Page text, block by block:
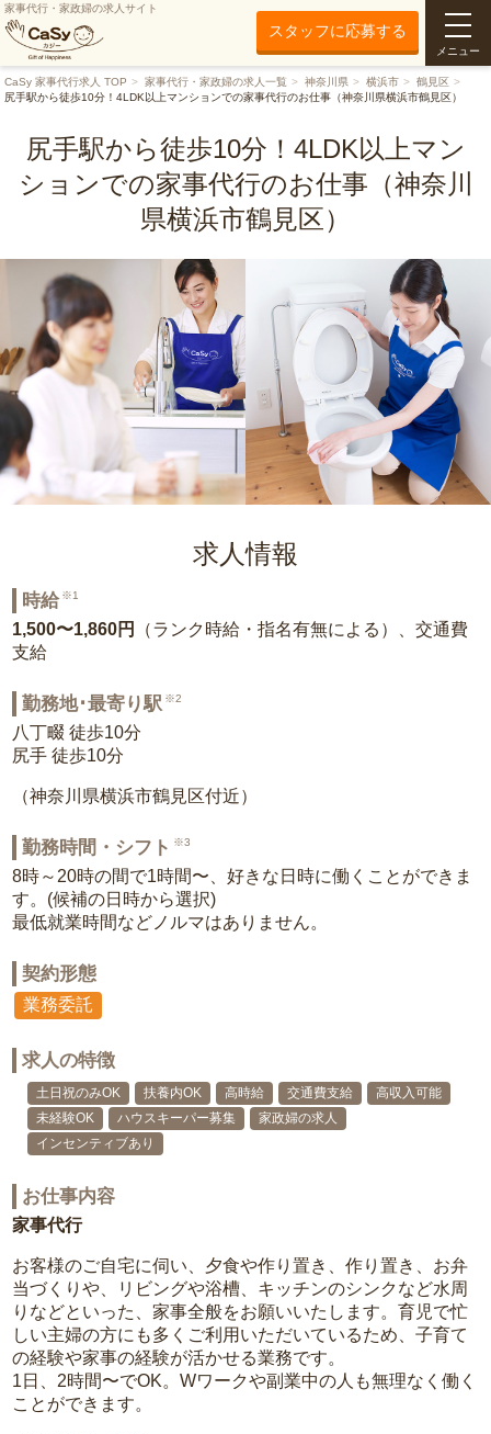
家事代行・家政婦の求人サイト
スタッフに応募する
メニュー
CaSy 家事代行求人 TOP 家事代行・家政婦の求人一覧 神奈川県 横浜市
鶴見区
尻手駅から徒歩10分！4LDK以上マンションでの家事代行のお仕事（神奈川県横浜市鶴見区）
尻手駅から徒歩10分！4LDK以上マン
ションでの家事代行のお仕事（神奈川
県横浜市鶴見区）
求人情報
時給 ※1
1,500〜1,860円
（ランク時給・指名有無による）、交通費
支給
勤務地･最寄り駅 ※2
八丁畷 徒歩10分
尻手 徒歩10分
（神奈川県横浜市鶴見区付近）
勤務時間・シフト ※3
8時～20時の間で1時間〜、好きな日時に働くことができま
す。(候補の日時から選択)
最低就業時間などノルマはありません。
契約形態
業務委託
求人の特徴
土日祝のみOK 扶養内OK 高時給 交通費支給
高収入可能
未経験OK
ハウスキーパー募集
家政婦の求人
インセンティブあり
お仕事内容
家事代行
お客様のご自宅に伺い、夕食や作り置き、作り置き、お弁
当づくりや、リビングや浴槽、キッチンのシンクなど水周
りなどといった、家事全般をお願いいたします。育児で忙
しい主婦の方にも多くご利用いただいているため、子育て
の経験や家事の経験が活かせる業務です。
1日、2時間〜でOK。Wワークや副業中の人も無理なく働く
ことができます。